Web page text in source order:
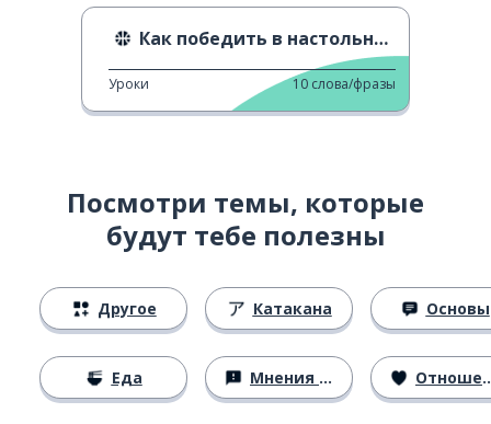
Как победить в настольном теннисе
Уроки 10 слова/фразы
Посмотри темы, которые
будут тебе полезны
Другое
Еда
Катакана
Мнения и убеждения
Основы
Отношения